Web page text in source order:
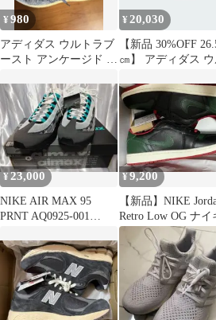
¥980
アディダス ウルトラブ
ースト アンケージド パ
¥20,030
【新品 30%OFF
㎝】 アディダス ウ
¥23,000
NIKE AIR MAX 95
PRNT AQ0925-001
¥9,200
【新品】NIKE
Retro Low OG ナイ